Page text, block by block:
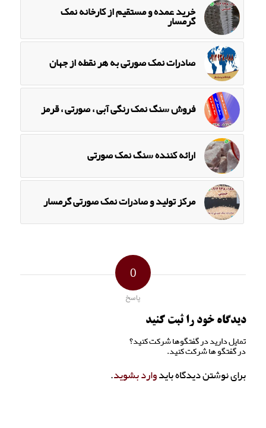
خرید عمده و مستقیم از کارخانه نمک
گرمسار
صادرات نمک صورتی به هر نقطه از جهان
فروش سنگ نمک رنگی آبی ، صورتی ، قرمز
ارائه کننده سنگ نمک صورتی
مرکز تولید و صادرات نمک صورتی گرمسار
0
پاسخ
دیدگاه خود را ثبت کنید
تمایل دارید در گفتگوها شرکت کنید؟
در گفتگو ها شرکت کنید.
برای نوشتن دیدگاه بایدوارد بشوید.